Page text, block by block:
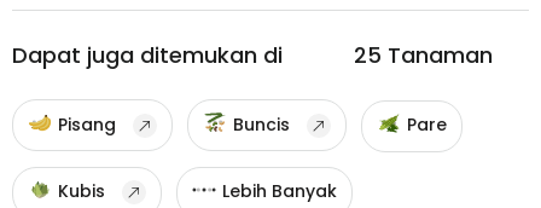
Dapat juga ditemukan di 25 Tanaman
Pisang Buncis Pare
Kubis Lebih Banyak